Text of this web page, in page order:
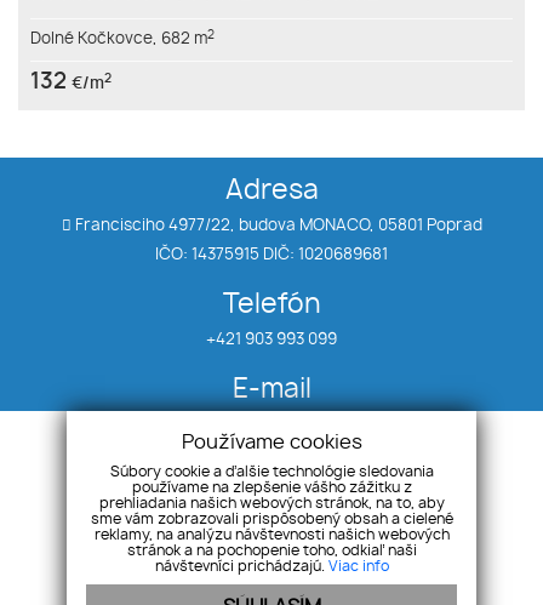
Dolné Kočkovce, 682 m2
132 €/m2
Adresa
Francisciho 4977/22, budova MONACO, 05801 Poprad
IČO: 14375915 DIČ: 1020689681
Telefón
+421 903 993 099
E-mail
Úvod
Nehnuteľnosti
Byty
Priestory
Chaty
Ponuka/dopyt
Používame cookies
Súbory cookie a ďalšie technológie sledovania
používame na zlepšenie vášho zážitku z
prehliadania našich webových stránok, na to, aby
sme vám zobrazovali prispôsobený obsah a cielené
reklamy, na analýzu návštevnosti našich webových
stránok a na pochopenie toho, odkiaľ naši
návštevníci prichádzajú. Viac info